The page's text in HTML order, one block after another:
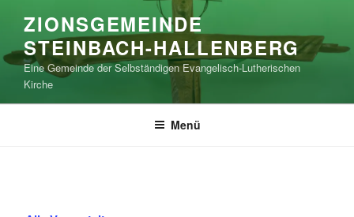
Inhalt
springen
ZIONSGEMEINDE
STEINBACH-HALLENBERG
Eine Gemeinde der Selbständigen Evangelisch-Lutherischen
Kirche
Menü